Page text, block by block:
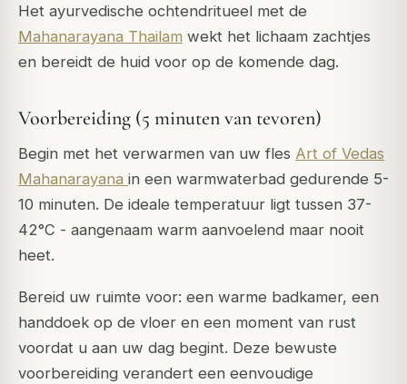
Het ayurvedische ochtendritueel met de
Mahanarayana Thailam wekt het lichaam zachtjes
en bereidt de huid voor op de komende dag.
Voorbereiding (5 minuten van tevoren)
Begin met het verwarmen van uw fles Art of Vedas
Mahanarayana in een warmwaterbad gedurende 5-
10 minuten. De ideale temperatuur ligt tussen 37-
42°C - aangenaam warm aanvoelend maar nooit
heet.
Bereid uw ruimte voor: een warme badkamer, een
handdoek op de vloer en een moment van rust
voordat u aan uw dag begint. Deze bewuste
voorbereiding verandert een eenvoudige